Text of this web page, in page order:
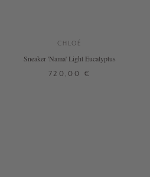
CHLOÉ
Sneaker 'Nama' Light Eucalyptus
720,00 €